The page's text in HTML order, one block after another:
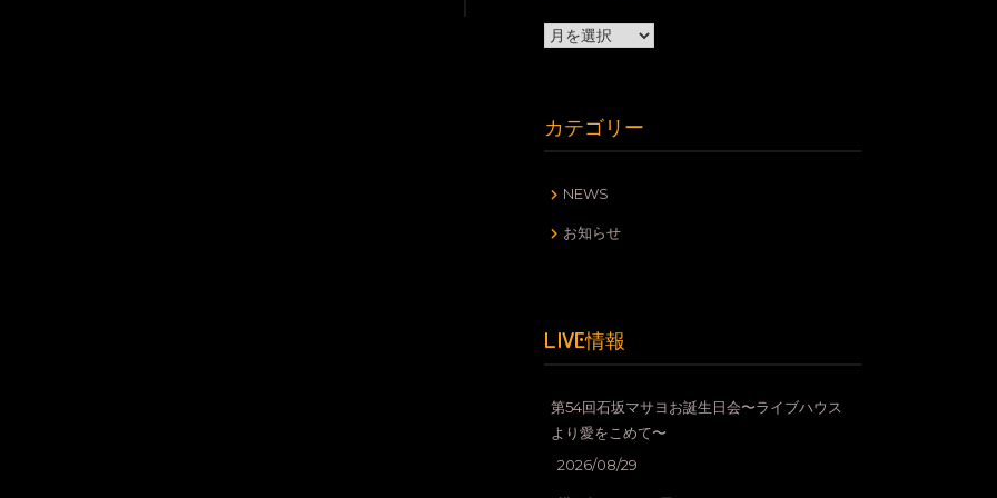
ア
イ
ブ
カテゴリー
NEWS
お知らせ
LIVE情報
第54回石坂マサヨお誕生日会〜ライブハウス
より愛をこめて〜
2026/08/29